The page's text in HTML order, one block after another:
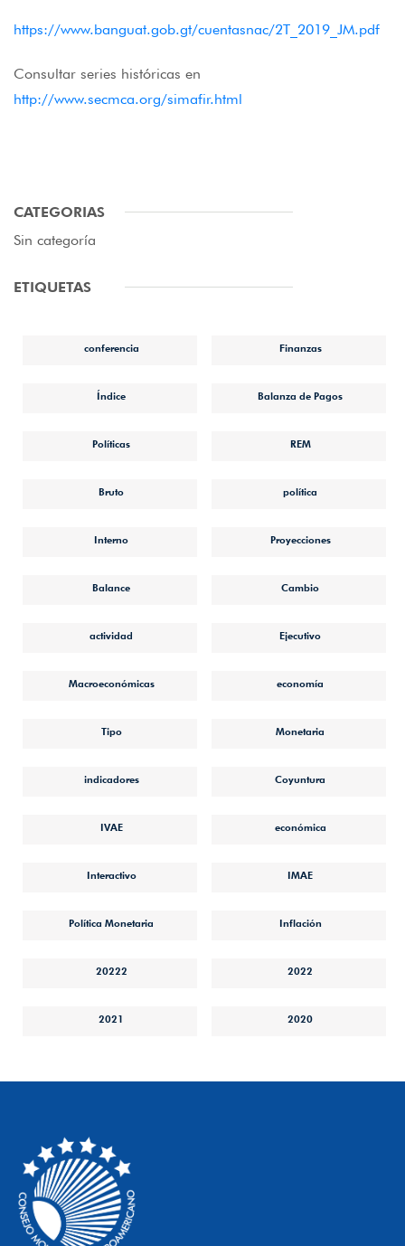
https://www.banguat.gob.gt/cuentasnac/2T_2019_JM.pdf
Consultar series históricas en
http://www.secmca.org/simafir.html
CATEGORIAS
Sin categoría
ETIQUETAS
conferencia Finanzas
Índice Balanza de Pagos
Políticas REM
Bruto política
Interno Proyecciones
Balance Cambio
actividad Ejecutivo
Macroeconómicas economía
Tipo Monetaria
indicadores Coyuntura
IVAE económica
Interactivo IMAE
Política Monetaria Inflación
20222 2022
2021 2020